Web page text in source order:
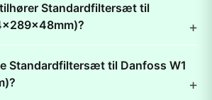
Standardfiltersæt til
Standardfiltersæt til Danfoss W1